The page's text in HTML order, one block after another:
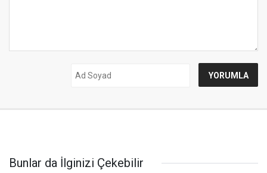
Bunlar da İlginizi Çekebilir